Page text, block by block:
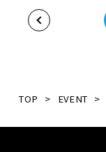
TOP > EVENT >